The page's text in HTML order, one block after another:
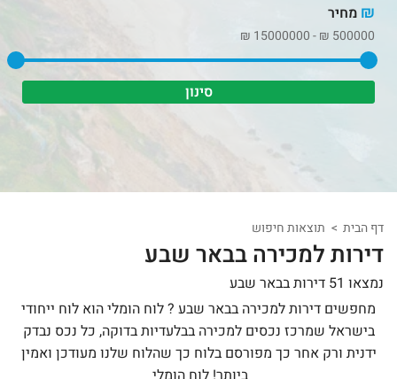
₪ מחיר
500000
₪
-
15000000
₪
דף הבית תוצאות חיפוש
דירות למכירה בבאר שבע
נמצאו 51 דירות בבאר שבע
מחפשים דירות למכירה בבאר שבע ? לוח הומלי הוא לוח ייחודי
בישראל שמרכז נכסים למכירה בבלעדיות בדוקה, כל נכס נבדק
ידנית ורק אחר כך מפורסם בלוח כך שהלוח שלנו מעודכן ואמין